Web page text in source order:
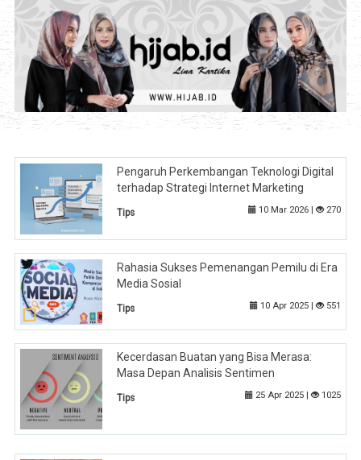
Pengaruh Perkembangan Teknologi Digital
terhadap Strategi Internet Marketing
Tips 10 Mar 2026 | 270
Rahasia Sukses Pemenangan Pemilu di Era
Media Sosial
Tips 10 Apr 2025 | 551
Kecerdasan Buatan yang Bisa Merasa:
Masa Depan Analisis Sentimen
Tips 25 Apr 2025 | 1025